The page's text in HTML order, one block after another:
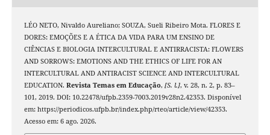
LÉO NETO, Nivaldo Aureliano; SOUZA, Sueli Ribeiro Mota. FLORES E
DORES: EMOÇÕES E A ÉTICA DA VIDA PARA UM ENSINO DE
CIÊNCIAS E BIOLOGIA INTERCULTURAL E ANTIRRACISTA: FLOWERS
AND SORROWS: EMOTIONS AND THE ETHICS OF LIFE FOR AN
INTERCULTURAL AND ANTIRACIST SCIENCE AND INTERCULTURAL
EDUCATION. Revista Temas em Educação, [S. l.], v. 28, n. 2, p. 83–
101, 2019. DOI: 10.22478/ufpb.2359-7003.2019v28n2.42353. Disponível
em: https://periodicos.ufpb.br/index.php/rteo/article/view/42353.
Acesso em: 6 ago. 2026.